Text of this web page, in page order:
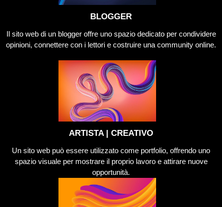
BLOGGER
Il sito web di un blogger offre uno spazio dedicato per condividere
opinioni, connettere con i lettori e costruire una community online.
ARTISTA | CREATIVO
Un sito web può essere utilizzato come portfolio, offrendo uno
spazio visuale per mostrare il proprio lavoro e attirare nuove
opportunità.